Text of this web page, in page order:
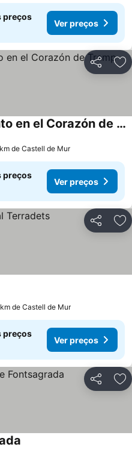
preços
Ver preços
Partilhar
Encantador Apartamento en el Corazón de Tremp
de Castell de Mur
preços
Ver preços
Partilhar
de Castell de Mur
preços
Ver preços
Partilhar